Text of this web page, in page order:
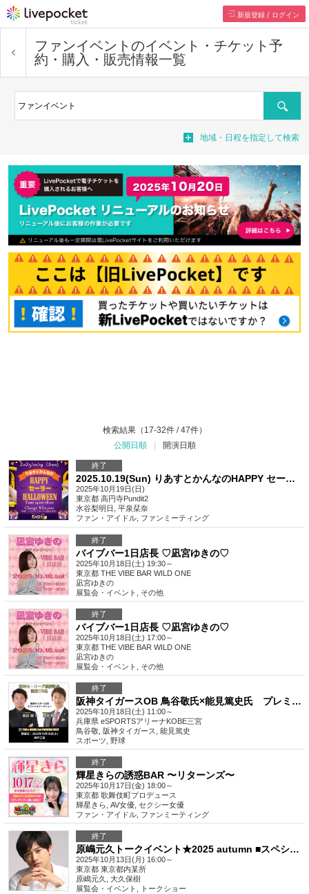
新規登録 / ログイン
ファンイベント のイベント・チケット予
約・購入・販売情報一覧
検索
地域・日程を指定して検索
検索結果（17-32件 / 47件）
公開日順
開演日順
終了
2025.10.19(Sun) りあすとかんなのHAPPY セーラーハロウィン！
2025年10月19日(日)
東京都 高円寺Pundit2
水谷梨明日, 平泉栞奈
ファン・アイドル ファンミーティング
終了
バイブバー1日店長 ♡凪宮ゆきの♡
2025年10月18日(土) 19:30～
東京都 THE VIBE BAR WILD ONE
凪宮ゆきの
展覧会・イベント
その他
終了
バイブバー1日店長 ♡凪宮ゆきの♡
2025年10月18日(土) 17:00～
東京都 THE VIBE BAR WILD ONE
凪宮ゆきの
展覧会・イベント
その他
終了
阪神タイガースOB 鳥谷敬氏×能見篤史氏 プレミアムファンイベント Vol.2
2025年10月18日(土) 11:00～
兵庫県 eSPORTSアリーナKOBE三宮
鳥谷敬, 阪神タイガース, 能見篤史
スポーツ 野球
終了
輝星きらの誘惑BAR 〜リターンズ〜
2025年10月17日(金) 18:00～
東京都 歌舞伎町プロデュース
輝星きら, AV女優, セクシー女優
ファン・アイドル ファンミーティング
終了
原嶋元久トークイベント★2025 autumn ■スペシャルゲスト登場！■【16:00～】
2025年10月13日(月) 16:00～
東京都 東京都内某所
原嶋元久, 大久保樹
展覧会・イベント
トークショー